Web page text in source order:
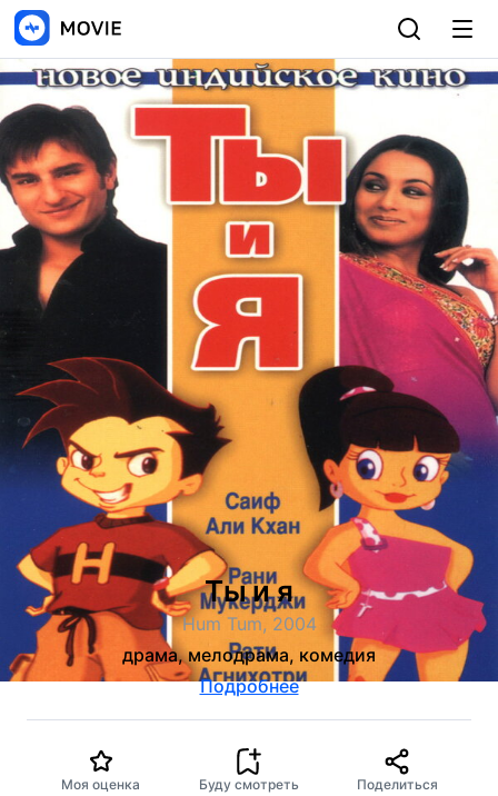
Ты и я
Hum Tum, 2004
драма, мелодрама, комедия
Подробнее
Моя оценка Буду смотреть Поделиться